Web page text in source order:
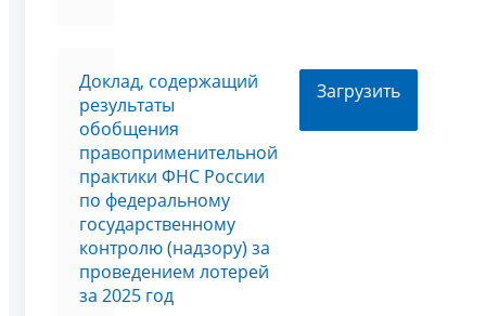
Доклад, содержащий
результаты
обобщения
правоприменительной
практики ФНС России
по федеральному
государственному
контролю (надзору) за
проведением лотерей
за 2025 год
Загрузить